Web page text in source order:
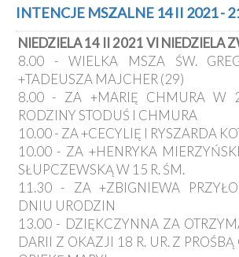
Kancelaria
Galeria
Nowy
Staw
Kapituła
Kolegiacka
Polecane
strony
Ochrona
Małoletnich
INTENCJE MSZALNE 14 II 2021 -
NIEDZIELA 14 II 2021 VI NIEDZIELA
8.00 - WIELKA MSZA ŚW.
+TADEUSZA MAJCHER (29)
8.00 - ZA +MARIĘ CHMURA W
RODZINY STODUŚ I CHMURA
10.00 - ZA +CECYLIĘ I RYSZARDA
10.00 - ZA +HENRYKA
SŁUPCZEWSKĄ W 15 R. ŚM.
11.30 - ZA +ZBIGNIEWA
DNIU URODZIN
13.00 - DZIĘKCZYNNA ZA
DARII Z OKAZJI 18 R. UR. Z